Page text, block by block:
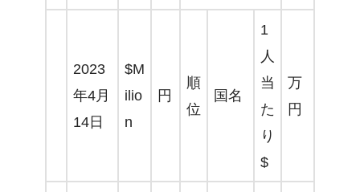
2023
年4月
14日
$M
ilio
n
円
順
位
国名
1
人
当
た
り
$
万
円